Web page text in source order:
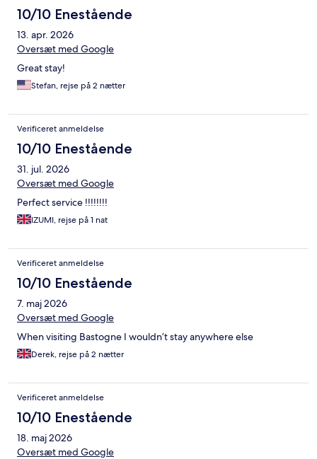
10/10 Enestående
13. apr. 2026
Oversæt med Google
Great stay!
Stefan, rejse på 2 nætter
Verificeret anmeldelse
10/10 Enestående
31. jul. 2026
Oversæt med Google
Perfect service !!!!!!!!
IZUMI, rejse på 1 nat
Verificeret anmeldelse
10/10 Enestående
7. maj 2026
Oversæt med Google
When visiting Bastogne I wouldn’t stay anywhere else
Derek, rejse på 2 nætter
Verificeret anmeldelse
10/10 Enestående
18. maj 2026
Oversæt med Google